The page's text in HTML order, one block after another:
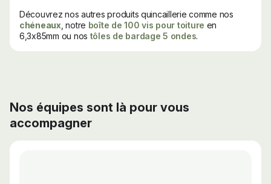
Découvrez nos autres produits quincaillerie comme nos
chéneaux , notre boîte de 100 vis pour toiture en
6,3x85mm ou nos tôles de bardage 5 ondes.
Nos équipes sont là pour vous
accompagner